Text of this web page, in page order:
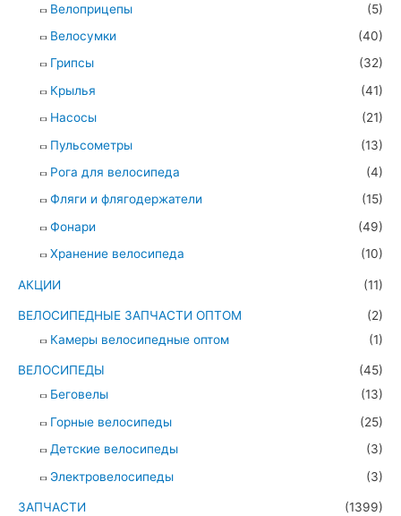
Велоприцепы
(5)
Велосумки
(40)
Грипсы
(32)
Крылья
(41)
Насосы
(21)
Пульсометры
(13)
Рога для велосипеда
(4)
Фляги и флягодержатели
(15)
Фонари
(49)
Хранение велосипеда
(10)
АКЦИИ (11)
ВЕЛОСИПЕДНЫЕ ЗАПЧАСТИ ОПТОМ
(2)
Камеры велосипедные оптом
(1)
ВЕЛОСИПЕДЫ
(45)
Беговелы
(13)
Горные велосипеды
(25)
Детские велосипеды
(3)
Электровелосипеды
(3)
ЗАПЧАСТИ
(1399)